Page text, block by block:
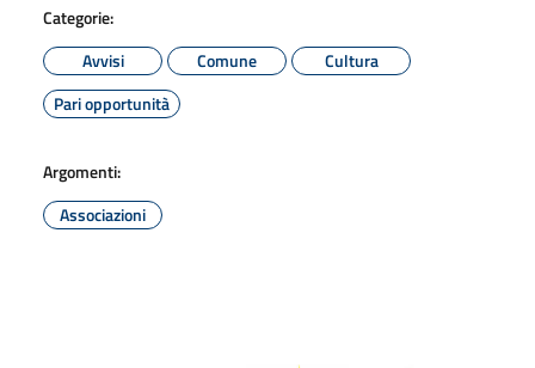
Categorie:
Avvisi
Comune
Cultura
Pari opportunità
Argomenti:
Associazioni